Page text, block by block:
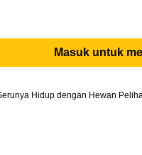
Masuk untuk
Hidup dengan Hewan